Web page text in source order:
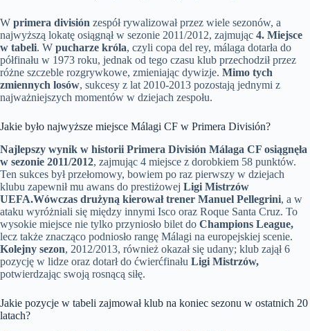
W primera división zespół rywalizował przez wiele sezonów, a
najwyższą lokatę osiągnął w sezonie 2011/2012, zajmując 4. Miejsce
w tabeli. W pucharze króla, czyli copa del rey, málaga dotarła do
półfinału w 1973 roku, jednak od tego czasu klub przechodził przez
różne szczeble rozgrywkowe, zmieniając dywizje. Mimo tych
zmiennych losów, sukcesy z lat 2010-2013 pozostają jednymi z
najważniejszych momentów w dziejach zespołu.
Jakie było najwyższe miejsce Málagi CF w Primera División?
Najlepszy wynik w historii Primera División Málaga CF osiągnęła
w sezonie 2011/2012, zajmując 4 miejsce z dorobkiem 58 punktów.
Ten sukces był przełomowy, bowiem po raz pierwszy w dziejach
klubu zapewnił mu awans do prestiżowej Ligi Mistrzów
UEFA.Wówczas drużyną kierował trener Manuel Pellegrini, a w
ataku wyróżniali się między innymi Isco oraz Roque Santa Cruz. To
wysokie miejsce nie tylko przyniosło bilet do Champions League,
lecz także znacząco podniosło rangę Málagi na europejskiej scenie.
Kolejny sezon, 2012/2013, również okazał się udany; klub zajął 6
pozycję w lidze oraz dotarł do ćwierćfinału Ligi Mistrzów,
potwierdzając swoją rosnącą siłę.
Jakie pozycje w tabeli zajmował klub na koniec sezonu w ostatnich 20
latach?